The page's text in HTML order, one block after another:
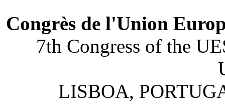
Congrès de l'Union
7th Congress of the
LISBOA,